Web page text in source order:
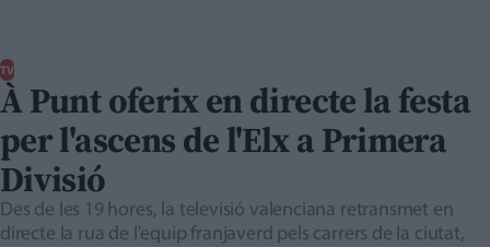
TV
À Punt oferix en directe la festa
per l'ascens de l'Elx a Primera
Divisió
Des de les 19 hores, la televisió valenciana retransmet en
directe la rua de l'equip franjaverd pels carrers de la ciutat,